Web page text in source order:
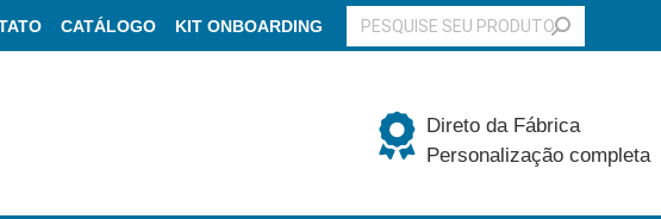
CATÁLOGO KIT ONBOARDING BUSCAR
Direto da Fábrica
Personalização completa